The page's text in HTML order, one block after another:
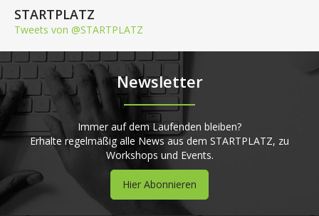
STARTPLATZ
Tweets von @STARTPLATZ
Newsletter
Immer auf dem Laufenden bleiben?
Erhalte regelmäßig alle News aus dem STARTPLATZ, zu
Workshops und Events.
Hier Abonnieren